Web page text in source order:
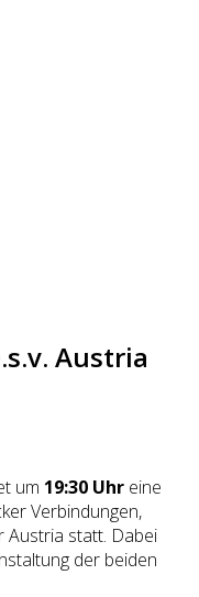
Austria
um 19:30 Uhr eine
Verbindungen,
Austria statt. Dabei
der beiden